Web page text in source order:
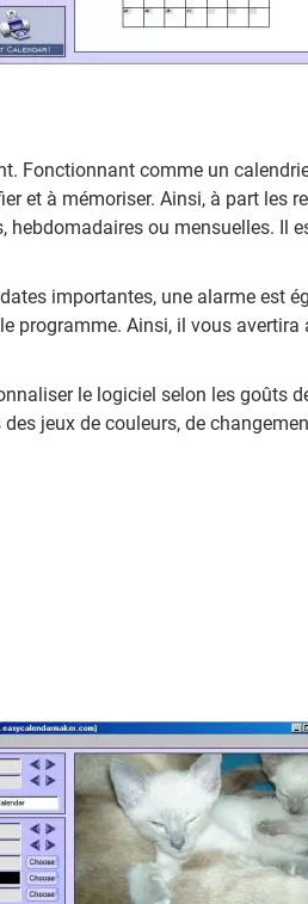
Fonctionnant comme un
et à mémoriser. Ainsi, à part les
ou mensuelles. Il
importantes, une alarme est
programme. Ainsi, il vous avertira
le logiciel selon les goûts de
jeux de couleurs, de